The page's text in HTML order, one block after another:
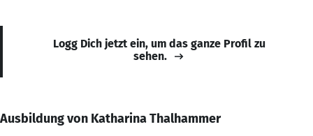
Logg Dich jetzt ein, um das ganze Profil zu
sehen.
Ausbildung von Katharina Thalhammer